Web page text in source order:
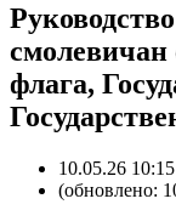
смолевичан
флага,
10.05.26 10:15
(обновлено: